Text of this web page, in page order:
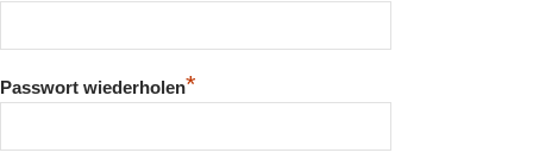
Passwort wiederholen*